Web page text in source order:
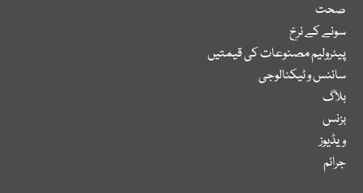
صحت
سونے کے نرخ
پیٹرولیم مصنوعات کی قیمتیں
سائنس و ٹیکنالوجی
بلاگ
بزنس
ویڈیوز
جرائم